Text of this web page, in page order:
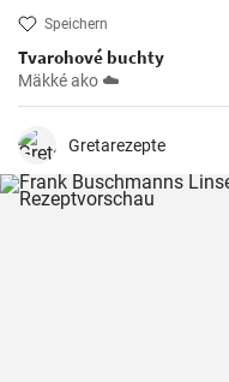
Speichern
Tvarohové buchty
Mäkké ako ☁️
Gretarezepte